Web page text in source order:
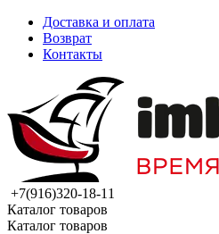
Доставка и оплата
Возврат
Контакты
+7(916)320-18-11
Каталог товаров
Каталог товаров